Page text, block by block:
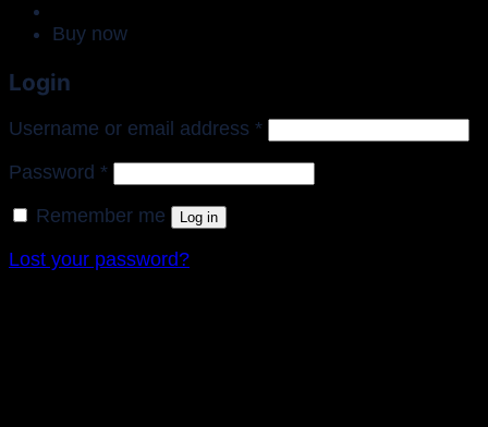
Buy now
Login
Username or email address *Required
Password *Required
Remember me Log in
Lost your password?